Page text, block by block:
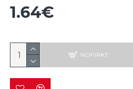
1.64€
NOPIRKT